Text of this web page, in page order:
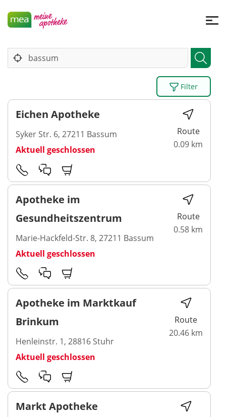
Filter
Eichen Apotheke
Syker Str. 6, 27211 Bassum
Aktuell geschlossen
Route
0.09 km
Apotheke im
Gesundheitszentrum
Marie-Hackfeld-Str. 8, 27211 Bassum
Aktuell geschlossen
Route
0.58 km
Apotheke im Marktkauf
Brinkum
Henleinstr. 1, 28816 Stuhr
Aktuell geschlossen
Route
20.46 km
Markt Apotheke